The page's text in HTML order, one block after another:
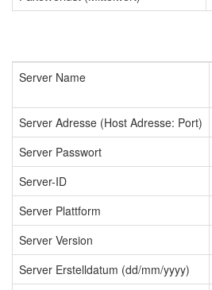
Server Name
Server Adresse (Host Adresse: Port)
Server Passwort
Server-ID
Server Plattform
Server Version
Server Erstelldatum (dd/mm/yyyy)